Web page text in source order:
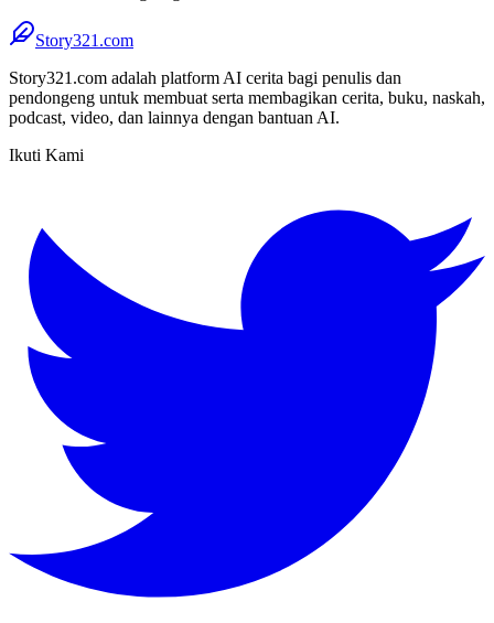
Story321.com
Story321.com adalah platform AI cerita bagi penulis dan
pendongeng untuk membuat serta membagikan cerita, buku, naskah,
podcast, video, dan lainnya dengan bantuan AI.
Ikuti Kami